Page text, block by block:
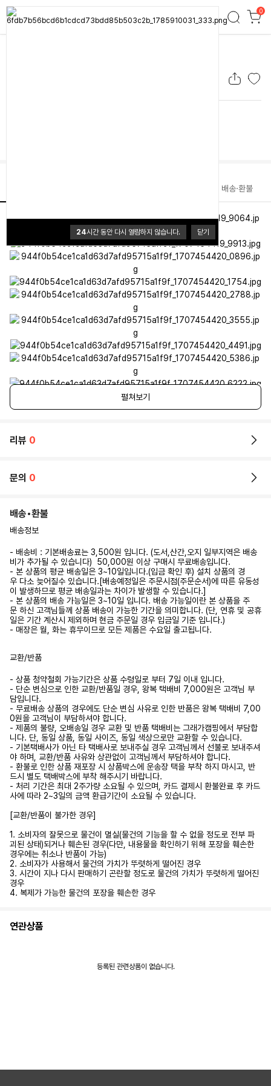
24시간 동안 다시 열람하지 않습니다. 닫기
불멍 V600 스토리지 커버 멀티캠 0
배송·환불
펼쳐보기
리뷰 0
문의 0
배송•환불
배송정보
- 배송비 : 기본배송료는 3,500원 입니다. (도서,산간,오지 일부지역은 배송
비가 추가될 수 있습니다) 50,000원 이상 구매시 무료배송입니다.
- 본 상품의 평균 배송일은 3~10일입니다.(입금 확인 후) 설치 상품의 경
우 다소 늦어질수 있습니다.[배송예정일은 주문시점(주문순서)에 따른 유동성
이 발생하므로 평균 배송일과는 차이가 발생할 수 있습니다.]
- 본 상품의 배송 가능일은 3~10일 입니다. 배송 가능일이란 본 상품을 주
문 하신 고객님들께 상품 배송이 가능한 기간을 의미합니다. (단, 연휴 및 공휴
일은 기간 계산시 제외하며 현금 주문일 경우 입금일 기준 입니다.)
- 매장은 월, 화는 휴무이므로 모든 제품은 수요일 출고됩니다.
교환/반품
- 상품 청약철회 가능기간은 상품 수령일로 부터 7일 이내 입니다.
- 단순 변심으로 인한 교환/반품일 경우, 왕복 택배비 7,000원은 고객님 부
담입니다.
- 무료배송 상품의 경우에도 단순 변심 사유로 인한 반품은 왕복 택배비 7,00
0원을 고객님이 부담하셔야 합니다.
- 제품의 불량, 오배송일 경우 교환 및 반품 택배비는 그래가캠핑에서 부담합
니다. 단, 동일 상품, 동일 사이즈, 동일 색상으로만 교환할 수 있습니다.
- 기본택배사가 아닌 타 택배사로 보내주실 경우 고객님께서 선불로 보내주셔
야 하며, 교환/반품 사유와 상관없이 고객님께서 부담하셔야 합니다.
- 환불로 인한 상품 재포장 시 상품박스에 운송장 택을 부착 하지 마시고, 반
드시 별도 택배박스에 부착 해주시기 바랍니다.
- 처리 기간은 최대 2주가량 소요될 수 있으며, 카드 결제시 환불완료 후 카드
사에 따라 2~3일의 금액 환급기간이 소요될 수 있습니다.
[교환/반품이 불가한 경우]
1. 소비자의 잘못으로 물건이 멸실(물건의 기능을 할 수 없을 정도로 전부 파
괴된 상태)되거나 훼손된 경우(다만, 내용물을 확인하기 위해 포장을 훼손한
경우에는 취소나 반품이 가능)
2. 소비자가 사용해서 물건의 가치가 뚜렷하게 떨어진 경우
3. 시간이 지나 다시 판매하기 곤란할 정도로 물건의 가치가 뚜렷하게 떨어진
경우
4. 복제가 가능한 물건의 포장을 훼손한 경우
연관상품
등록된 관련상품이 없습니다.